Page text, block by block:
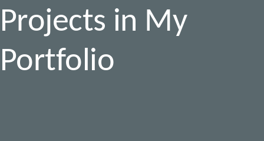
Projects in My
Portfolio